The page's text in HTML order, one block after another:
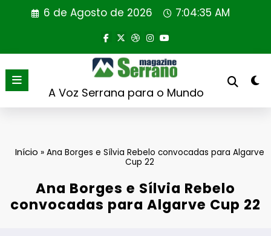
6 de Agosto de 2026 7:04:35 AM
A Voz Serrana para o Mundo
Início » Ana Borges e Sílvia Rebelo convocadas para Algarve
Cup 22
Ana Borges e Sílvia Rebelo
convocadas para Algarve Cup 22